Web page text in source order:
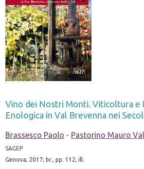
Vino dei Nostri Monti. Viticoltura e
Enologica in Val Brevenna nei
Brassesco Paolo - Pastorino Mauro
SAGEP
Genova, 2017; br., pp. 112, ill.